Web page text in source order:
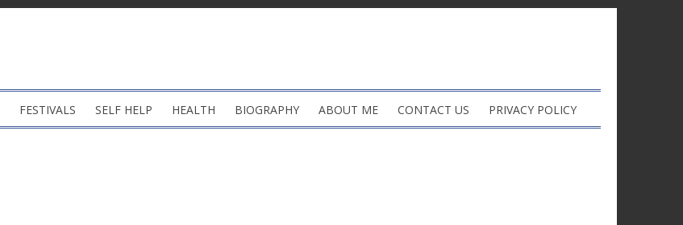
FESTIVALS SELF HELP HEALTH BIOGRAPHY ABOUT ME CONTACT US PRIVACY POLICY